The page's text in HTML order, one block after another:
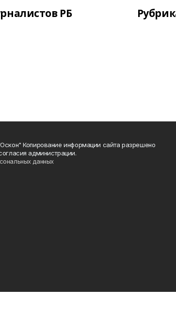
РБ
Копирование информации сайта разрешено
администрации.
данных